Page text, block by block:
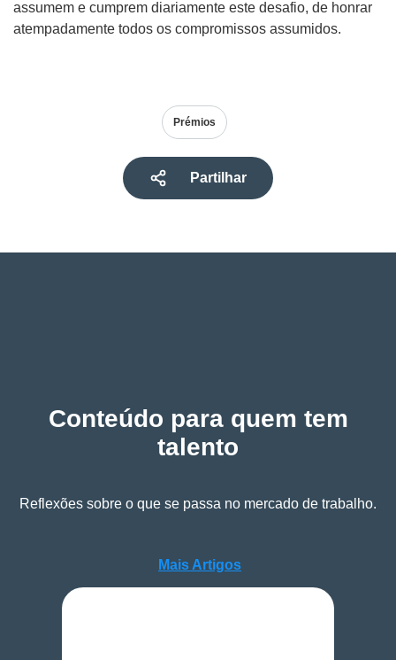
assumem e cumprem diariamente este desafio, de honrar
atempadamente todos os compromissos assumidos.
Prémios
Partilhar
Conteúdo para quem tem
talento
Reflexões sobre o que se passa no mercado de trabalho.
Mais Artigos